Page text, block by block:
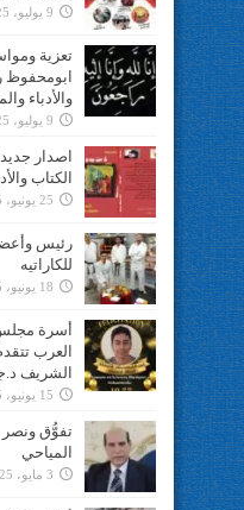
9 يوليو، 2025
تعزية
والأدباء
9 يوليو، 2025
اصدار
الكتاب
25 يونيو، 2025
رئيس
للكاراتيه
18 يونيو، 2025
أسرة مجلس
العرب
الشريف
15 يونيو، 2025
تفوُّق
المياحي
3 مايو، 2025